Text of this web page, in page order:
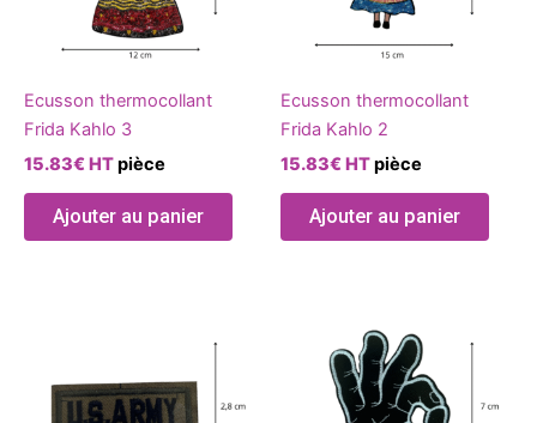
Ecusson thermocollant
Frida Kahlo 3
15.83€HTpièce
Ajouter au panier
Ecusson thermocollant
Frida Kahlo 2
15.83€HTpièce
Ajouter au panier